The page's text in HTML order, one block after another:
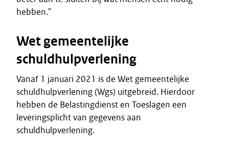
hebben."
Wet gemeentelijke
schuldhulpverlening
Vanaf 1 januari 2021 is de Wet gemeentelijke
schuldhulpverlening (Wgs) uitgebreid. Hierdoor
hebben de Belastingdienst en Toeslagen een
leveringsplicht van gegevens aan
schuldhulpverlening.